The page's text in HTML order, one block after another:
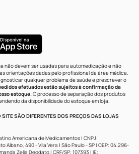
não devem ser usadas para automedicação e não
orientações dadas pelo profissional da área médica.
qualquer problema de saúde e prescrever o
efetuados estão sujeitos à confirmação da
estoque.O processo de separação dos produtos
da disponibilidade do estoque em loja.
SÃO DIFERENTES DOS PREÇOS DAS LOJAS
Americana de Medicamentos | CNPJ:
Albano, 490 - Vila Vera | São Paulo - SP | CEP: 04.296-
Zelia Deodato | CRF/SP: 107393 | IE: